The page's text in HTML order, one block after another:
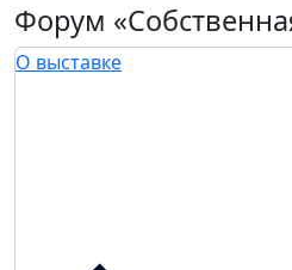
Форум
О выставке